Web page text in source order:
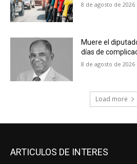
8 de agosto de 2026
Muere el
días de
8 de agosto de 2026
Load more
ARTICULOS DE INTERES